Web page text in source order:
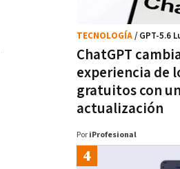
ChatGPT
experiencia de
gratuitos con
actualización
TECNOLOGÍA/ GPT-5.6
Por iProfesional